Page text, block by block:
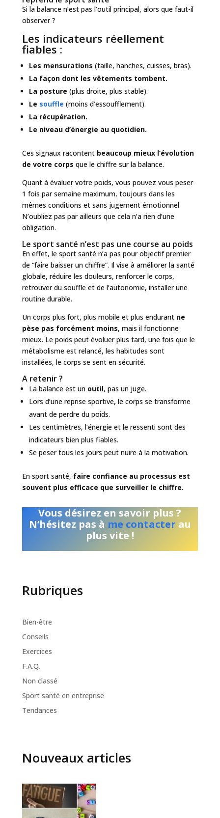
Si la balance n’est pas l’outil principal, alors que faut-il
observer ?
Les indicateurs réellement
fiables :
Les mensurations (taille, hanches, cuisses, bras).
La façon dont les vêtements tombent.
La posture (plus droite, plus stable).
Le souffle (moins d’essoufflement).
La récupération.
Le niveau d’énergie au quotidien.
Ces signaux racontent beaucoup mieux l’évolution
de votre corps que le chiffre sur la balance.
Quant à évaluer votre poids, vous pouvez vous peser
1 fois par semaine maximum, toujours dans les
mêmes conditions et sans jugement émotionnel.
N’oubliez pas par ailleurs que cela n’a rien d’une
obligation.
Le sport santé n’est pas une course au poids
En effet, le sport santé n’a pas pour objectif premier
de “faire baisser un chiffre”. Il vise à améliorer la santé
globale, réduire les douleurs, renforcer le corps,
retrouver du souffle et de l’autonomie, installer une
routine durable.
Un corps plus fort, plus mobile et plus endurant ne
pèse pas forcément moins, mais il fonctionne
mieux. Le poids peut évoluer plus tard, une fois que le
métabolisme est relancé, les habitudes sont
installées, le corps se sent en sécurité.
A retenir ?
La balance est un outil, pas un juge.
Lors d’une reprise sportive, le corps se transforme
avant de perdre du poids.
Les centimètres, l’énergie et le ressenti sont des
indicateurs bien plus fiables.
Se peser tous les jours peut nuire à la motivation.
En sport santé, faire confiance au processus est
souvent plus efficace que surveiller le chiffre.
Vous désirez en savoir plus ?
N’hésitez pas à me contacter au
plus vite !
Rubriques
Bien-être
Conseils
Exercices
F.A.Q.
Non classé
Sport santé en entreprise
Tendances
Nouveaux articles